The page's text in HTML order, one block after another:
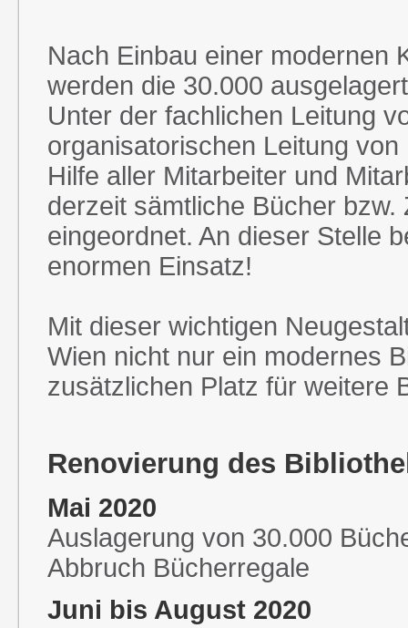
Nach Einbau einer modernen
werden die 30.000
Unter der fachlichen Leitung
organisatorischen Leitung
Hilfe aller Mitarbeiter und
derzeit sämtliche Bücher
eingeordnet. An dieser Stelle
enormen Einsatz!
Mit dieser wichtigen
Wien nicht nur ein modernes
zusätzlichen Platz für weitere
Renovierung des
Mai 2020
Auslagerung von 30.000
Abbruch Bücherregale
Juni bis August 2020